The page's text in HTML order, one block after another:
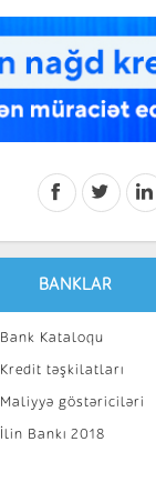
BANKLAR
Bank Kataloqu
Kredit təşkilatları
Maliyyə göstəriciləri
İlin Bankı 2018